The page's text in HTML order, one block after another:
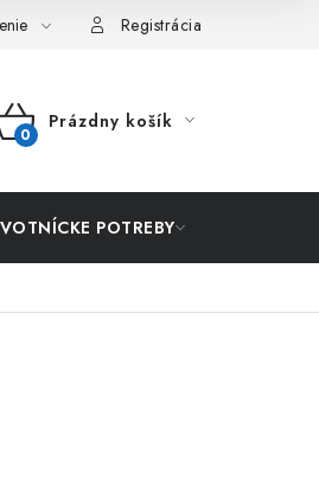
Registrácia
NÁKUPNÝ
Prázdny košík
POTREBY